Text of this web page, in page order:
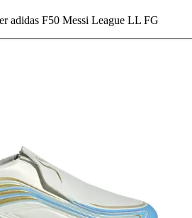
adidas F50 Messi League LL FG